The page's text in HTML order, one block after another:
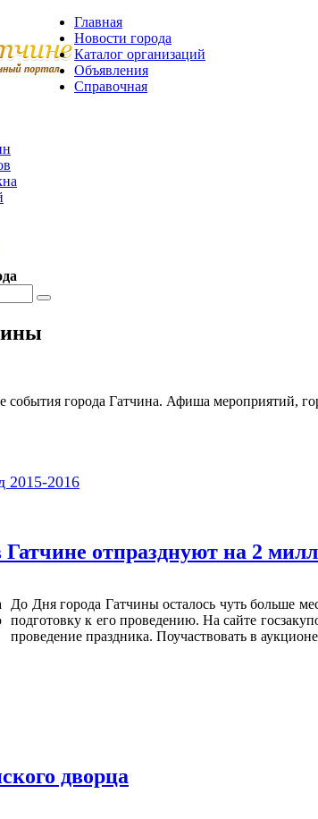
Главная
Новости города
Каталог организаций
Объявления
Справочная
события города Гатчина. Афиша мероприятий,
2015-2016
Гатчине отпразднуют на 2
До Дня города Гатчины осталось чуть больше
подготовку к его проведению. На сайте
проведение праздника. Поучаствовать в
дворца